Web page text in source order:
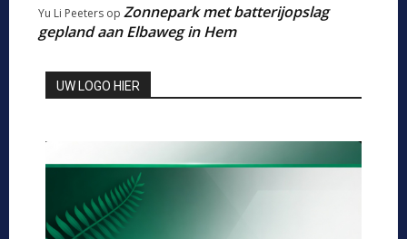
Yu Li Peeters op Zonnepark met batterijopslag
gepland aan Elbaweg in Hem
UW LOGO HIER